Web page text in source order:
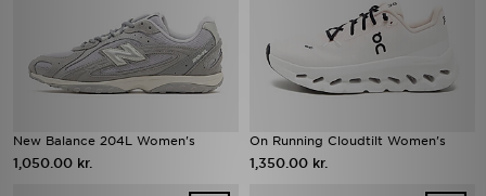
New Balance 204L Women's
1,050.00 kr.
On Running Cloudtilt Women's
1,350.00 kr.